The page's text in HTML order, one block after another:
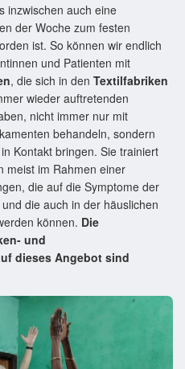
inzwischen auch eine
der Woche zum festen
ist. So können wir endlich
und Patienten mit
, die sich in den Textilfabriken
wieder auftretenden
nicht immer nur mit
behandeln, sondern
Kontakt bringen. Sie trainiert
meist im Rahmen einer
die auf die Symptome der
die auch in der häuslichen
können. Die
und
dieses Angebot sind